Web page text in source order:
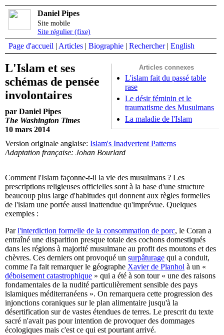
Daniel Pipes
Site mobile
Site régulier (fixe)
Page d'accueil | Articles | Biographie | Rechercher| English
Articles connexes
L'islam fait du passé table
rase
Le désir féminin et le
traumatisme des Musulmans
La maladie de l'Islam
L'Islam et ses
schémas de pensée
involontaires
par Daniel Pipes
The Washington Times
10 mars 2014
Version originale anglaise: Islam's Inadvertent Patterns
Adaptation française: Johan Bourlard
Comment l'Islam façonne-t-il la vie des musulmans ? Les
prescriptions religieuses officielles sont à la base d'une structure
beaucoup plus large d'habitudes qui donnent aux règles formelles
de l'islam une portée aussi inattendue qu'imprévue. Quelques
exemples :
Parl'interdiction formelle de la consommation de porc, le Coran a
entraîné une disparition presque totale des cochons domestiqués
dans les régions à majorité musulmane au profit des moutons et des
chèvres. Ces derniers ont provoqué un surpâturage qui a conduit,
comme l'a fait remarquer le géographe Xavier de Planhol à un «
déboisement catastrophique » qui a été à son tour « une des raisons
fondamentales de la nudité particulièrement sensible des pays
islamiques méditerranéens ». On remarquera cette progression des
injonctions coraniques sur le plan alimentaire jusqu'à la
désertification sur de vastes étendues de terres. Le prescrit du texte
sacré n'avait pas pour intention de provoquer des dommages
écologiques mais c'est ce qui est pourtant arrivé.